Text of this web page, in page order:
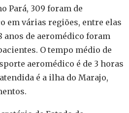
Pará, 309 foram de
em várias regiões, entre elas
anos de aeromédico foram
O tempo médio de
aeromédico é de 3 horas
é a ilha do Marajo,